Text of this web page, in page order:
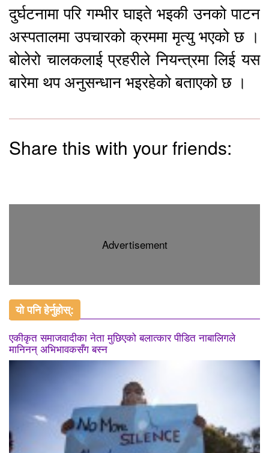
दुर्घटनामा परि गम्भीर घाइते भइकी उनको पाटन
अस्पतालमा उपचारको क्रममा मृत्यु भएको छ ।
बोलेरो चालकलाई प्रहरीले नियन्त्रमा लिई यस
बारेमा थप अनुसन्धान भइरहेको बताएको छ ।
Share this with your friends:
Advertisement
यो पनि हेर्नुहोस्:
एकीकृत समाजवादीका नेता मुछिएको बलात्कार पीडित नाबालिगले
मानिनन् अभिभावकसँग बस्न